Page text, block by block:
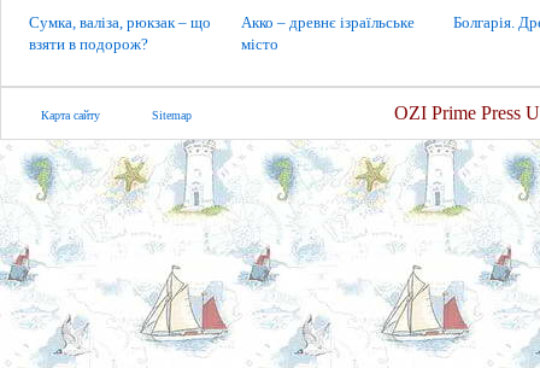
Сумка, валіза, рюкзак – що
взяти в подорож?
Акко – древнє ізраїльське
місто
Болгарія.
Карта сайту Sitemap OZI Prime Press